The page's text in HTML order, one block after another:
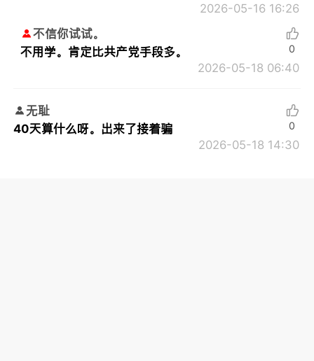
2026-05-16 16:26
不信你试试。
不用学。肯定比共产党手段多。
2026-05-18 06:40
0
无耻
40天算什么呀。出来了接着骗
2026-05-18 14:30
0